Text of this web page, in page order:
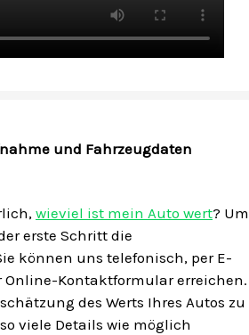
und Fahrzeugdaten
wieviel ist mein Auto wert? Um
erste Schritt die
können uns telefonisch, per E-
Online-Kontaktformular erreichen.
des Werts Ihres Autos zu
viele Details wie möglich